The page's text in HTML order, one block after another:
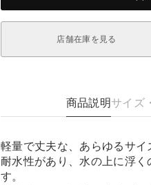
店舗在庫を見る
商品説明サイズ
軽量で丈夫な、あらゆるサイ
耐水性があり、水の上に浮
す。